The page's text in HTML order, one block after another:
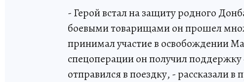
- Герой встал на защиту родного
боевыми товарищами он прошел
принимал участие в освобождении
спецоперации он получил
отправился в поездку, - рассказали в